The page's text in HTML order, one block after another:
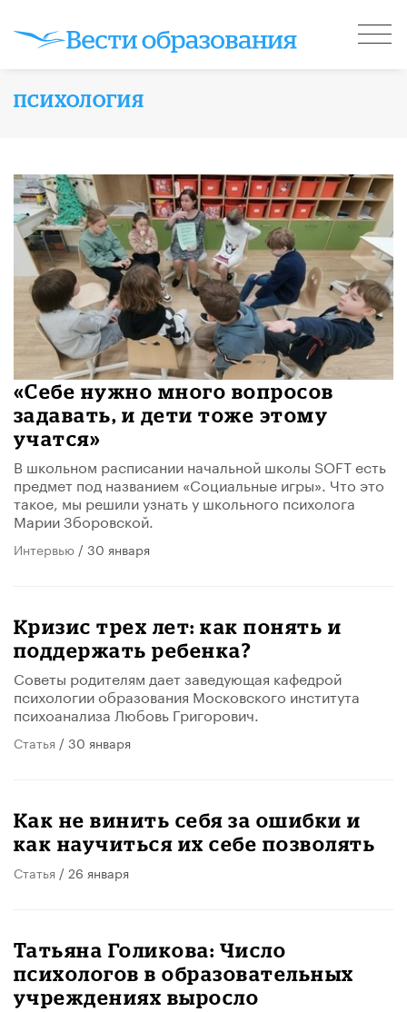
ПСИХОЛОГИЯ
«Себе нужно много вопросов
задавать, и дети тоже этому
учатся»
В школьном расписании начальной школы SOFT есть
предмет под названием «Социальные игры». Что это
такое, мы решили узнать у школьного психолога
Марии Зборовской.
Интервью / 30 января
Кризис трех лет: как понять и
поддержать ребенка?
Советы родителям дает заведующая кафедрой
психологии образования Московского института
психоанализа Любовь Григорович.
Статья / 30 января
Как не винить себя за ошибки и
как научиться их себе позволять
Статья / 26 января
Татьяна Голикова: Число
психологов в образовательных
учреждениях выросло